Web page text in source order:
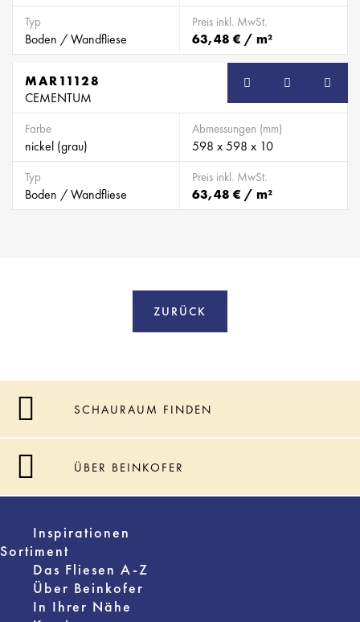
Typ
Boden / Wandfliese
Preis inkl. MwSt.
63,48 € / m²
MAR11128
CEMENTUM
Farbe
nickel (grau)
Abmessungen (mm)
598 x 598 x 10
Typ
Boden / Wandfliese
Preis inkl. MwSt.
63,48 € / m²
ZURÜCK
SCHAURAUM FINDEN
ÜBER BEINKOFER
Inspirationen
Sortiment
Das Fliesen A-Z
Über Beinkofer
In Ihrer Nähe